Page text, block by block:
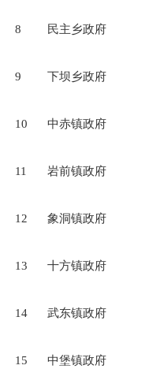
8 民主乡政府
9 下坝乡政府
10 中赤镇政府
11 岩前镇政府
12 象洞镇政府
13 十方镇政府
14 武东镇政府
15 中堡镇政府